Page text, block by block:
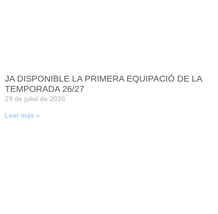
JA DISPONIBLE LA PRIMERA EQUIPACIÓ DE LA
TEMPORADA 26/27
29 de juliol de 2026
Leer más »